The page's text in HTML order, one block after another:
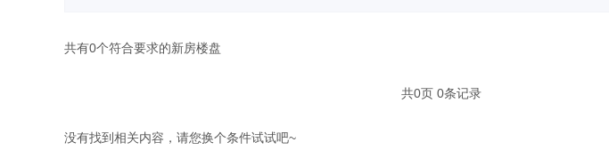
共有0个符合要求的新房楼盘
共0页 0条记录
没有找到相关内容，请您换个条件试试吧~